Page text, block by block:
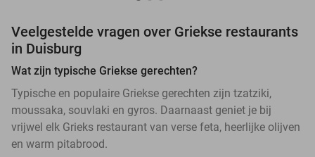
Veelgestelde vragen over Griekse restaurants
in Duisburg
Wat zijn typische Griekse gerechten?
Typische en populaire Griekse gerechten zijn tzatziki,
moussaka, souvlaki en gyros. Daarnaast geniet je bij
vrijwel elk Grieks restaurant van verse feta, heerlijke olijven
en warm pitabrood.